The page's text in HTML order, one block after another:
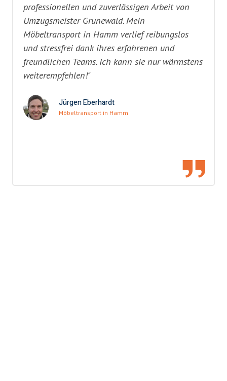
professionellen und zuverlässigen Arbeit von
Umzugsmeister Grunewald. Mein
Möbeltransport in Hamm verlief reibungslos
und stressfrei dank ihres erfahrenen und
freundlichen Teams. Ich kann sie nur wärmstens
weiterempfehlen!"
Jürgen Eberhardt
Möbeltransport in Hamm